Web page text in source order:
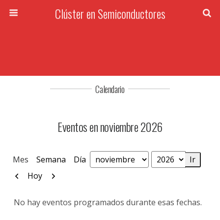
Clúster en Semiconductores
Calendario
Eventos en noviembre 2026
Mes Semana Día Mes
Año
Anterior
Hoy Siguiente
No hay eventos programados durante esas fechas.